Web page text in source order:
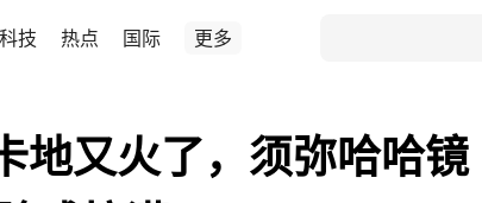
科技 热点 国际 更多
地又火了，须弥哈哈镜